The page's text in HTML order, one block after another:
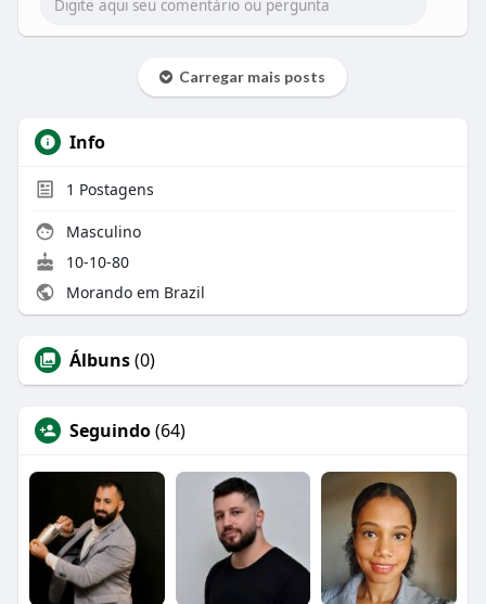
Carregar mais posts
Info
1 Postagens
Masculino
10-10-80
Morando em Brazil
Álbuns(0)
Seguindo(64)